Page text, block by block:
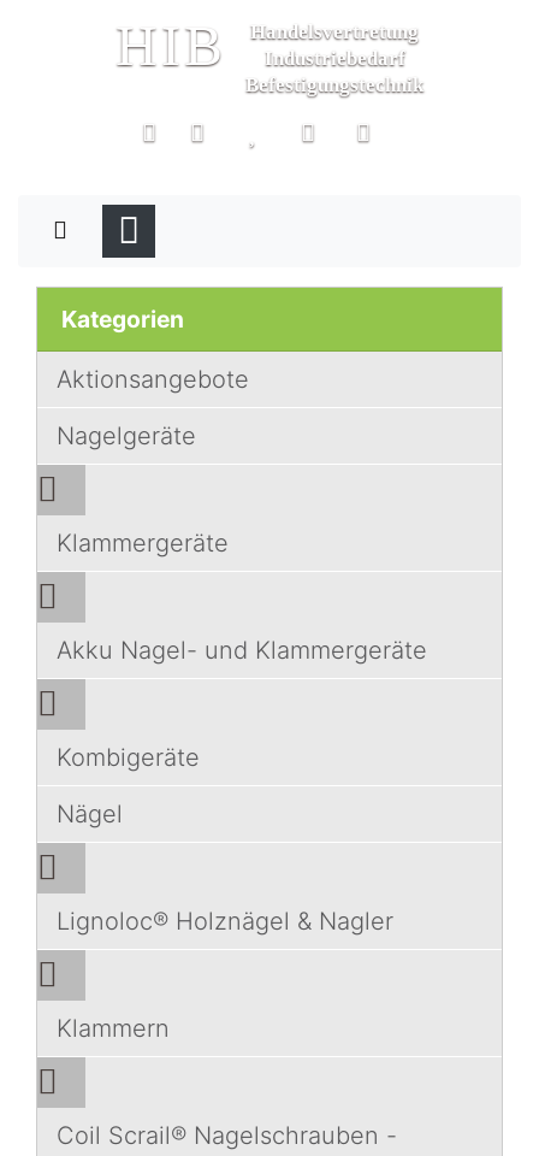
HIB
Handelsvertretung
Industriebedarf
Befestigungstechnik
Kategorien
Aktionsangebote
Nagelgeräte
Klammergeräte
Akku Nagel- und Klammergeräte
Kombigeräte
Nägel
Lignoloc® Holznägel & Nagler
Klammern
Coil Scrail® Nagelschrauben -